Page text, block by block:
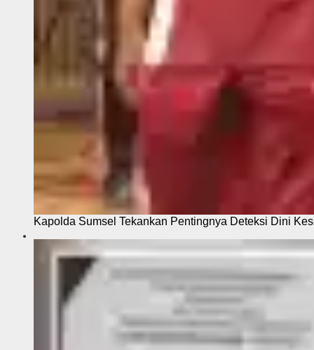
Kapolda Sumsel Tekankan Pentingnya Deteksi Dini